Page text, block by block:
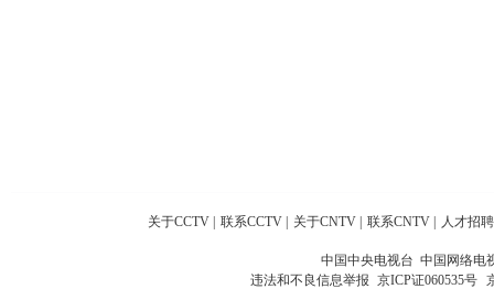
关于CCTV 联系CCTV 关于CNTV 联系CNTV 人才招聘
中国中央电视台 中国网络电
违法和不良信息举报 京ICP证060535号